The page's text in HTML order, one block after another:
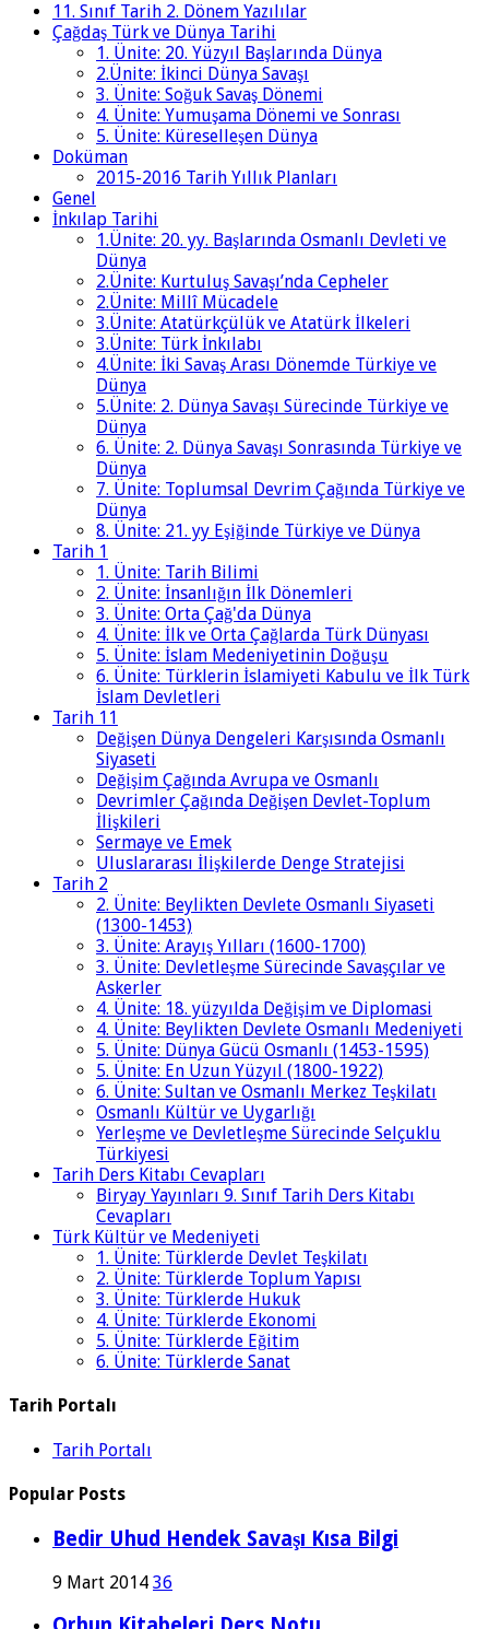
11. Sınıf Tarih 2. Dönem Yazılılar
Çağdaş Türk ve Dünya Tarihi
1. Ünite: 20. Yüzyıl Başlarında Dünya
2.Ünite: İkinci Dünya Savaşı
3. Ünite: Soğuk Savaş Dönemi
4. Ünite: Yumuşama Dönemi ve Sonrası
5. Ünite: Küreselleşen Dünya
Doküman
2015-2016 Tarih Yıllık Planları
Genel
İnkılap Tarihi
1.Ünite: 20. yy. Başlarında Osmanlı Devleti ve
Dünya
2.Ünite: Kurtuluş Savaşı’nda Cepheler
2.Ünite: Millî Mücadele
3.Ünite: Atatürkçülük ve Atatürk İlkeleri
3.Ünite: Türk İnkılabı
4.Ünite: İki Savaş Arası Dönemde Türkiye ve
Dünya
5.Ünite: 2. Dünya Savaşı Sürecinde Türkiye ve
Dünya
6. Ünite: 2. Dünya Savaşı Sonrasında Türkiye ve
Dünya
7. Ünite: Toplumsal Devrim Çağında Türkiye ve
Dünya
8. Ünite: 21. yy Eşiğinde Türkiye ve Dünya
Tarih 1
1. Ünite: Tarih Bilimi
2. Ünite: İnsanlığın İlk Dönemleri
3. Ünite: Orta Çağ'da Dünya
4. Ünite: İlk ve Orta Çağlarda Türk Dünyası
5. Ünite: İslam Medeniyetinin Doğuşu
6. Ünite: Türklerin İslamiyeti Kabulu ve İlk Türk
İslam Devletleri
Tarih 11
Değişen Dünya Dengeleri Karşısında Osmanlı
Siyaseti
Değişim Çağında Avrupa ve Osmanlı
Devrimler Çağında Değişen Devlet-Toplum
İlişkileri
Sermaye ve Emek
Uluslararası İlişkilerde Denge Stratejisi
Tarih 2
2. Ünite: Beylikten Devlete Osmanlı Siyaseti
(1300-1453)
3. Ünite: Arayış Yılları (1600-1700)
3. Ünite: Devletleşme Sürecinde Savaşçılar ve
Askerler
4. Ünite: 18. yüzyılda Değişim ve Diplomasi
4. Ünite: Beylikten Devlete Osmanlı Medeniyeti
5. Ünite: Dünya Gücü Osmanlı (1453-1595)
5. Ünite: En Uzun Yüzyıl (1800-1922)
6. Ünite: Sultan ve Osmanlı Merkez Teşkilatı
Osmanlı Kültür ve Uygarlığı
Yerleşme ve Devletleşme Sürecinde Selçuklu
Türkiyesi
Tarih Ders Kitabı Cevapları
Biryay Yayınları 9. Sınıf Tarih Ders Kitabı
Cevapları
Türk Kültür ve Medeniyeti
1. Ünite: Türklerde Devlet Teşkilatı
2. Ünite: Türklerde Toplum Yapısı
3. Ünite: Türklerde Hukuk
4. Ünite: Türklerde Ekonomi
5. Ünite: Türklerde Eğitim
6. Ünite: Türklerde Sanat
Tarih Portalı
Tarih Portalı
Popular Posts
Bedir Uhud Hendek Savaşı Kısa Bilgi
9 Mart 2014 36